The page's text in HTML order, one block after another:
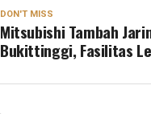
DON'T MISS
Mitsubishi Tambah
Bukittinggi, Fasilitas